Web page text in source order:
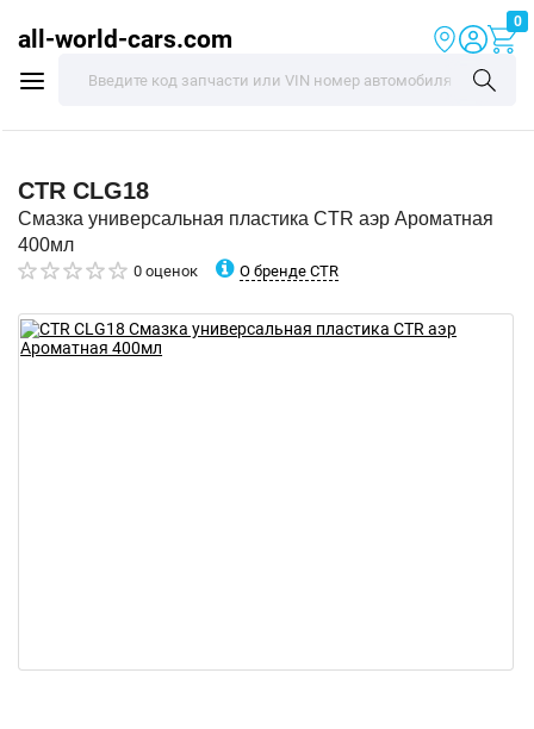
all-world-cars.com
0
CTR CLG18
Смазка универсальная пластика CTR аэр Ароматная
400мл
0 оценок О бренде CTR